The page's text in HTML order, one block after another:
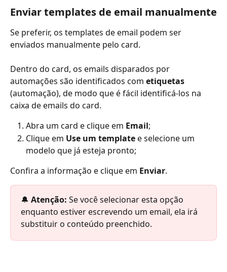
Enviar templates de email manualmente
Se preferir, os templates de email podem ser
enviados manualmente pelo card.
Dentro do card, os emails disparados por
automações são identificados com etiquetas
(automação), de modo que é fácil identificá-los na
caixa de emails do card.
Abra um card e clique em Email;
Clique em Use um template e selecione um
modelo que já esteja pronto;
Confira a informação e clique em Enviar.
🔔 Atenção: Se você selecionar esta opção
enquanto estiver escrevendo um email, ela irá
substituir o conteúdo preenchido.